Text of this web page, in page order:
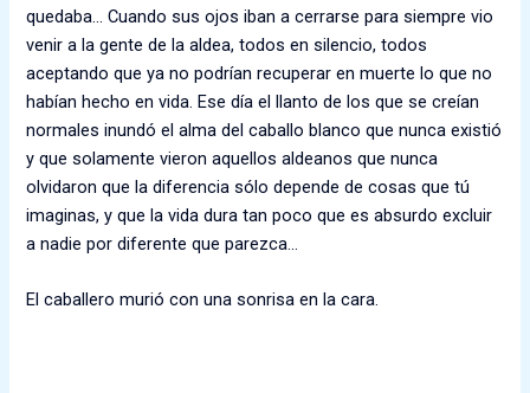
quedaba… Cuando sus ojos iban a cerrarse para siempre vio
venir a la gente de la aldea, todos en silencio, todos
aceptando que ya no podrían recuperar en muerte lo que no
habían hecho en vida. Ese día el llanto de los que se creían
normales inundó el alma del caballo blanco que nunca existió
y que solamente vieron aquellos aldeanos que nunca
olvidaron que la diferencia sólo depende de cosas que tú
imaginas, y que la vida dura tan poco que es absurdo excluir
a nadie por diferente que parezca…
El caballero murió con una sonrisa en la cara.